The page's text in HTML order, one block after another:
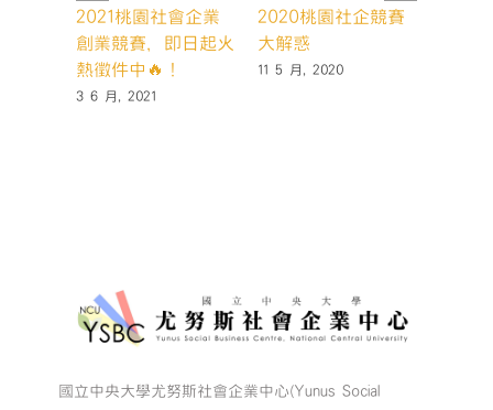
2021桃園社會企業
創業競賽，即日起火
熱徵件中🔥！
3 6 月, 2021
2020桃園社企競賽
大解惑
11 5 月, 2020
國立中央大學尤努斯社會企業中心(Yunus Social